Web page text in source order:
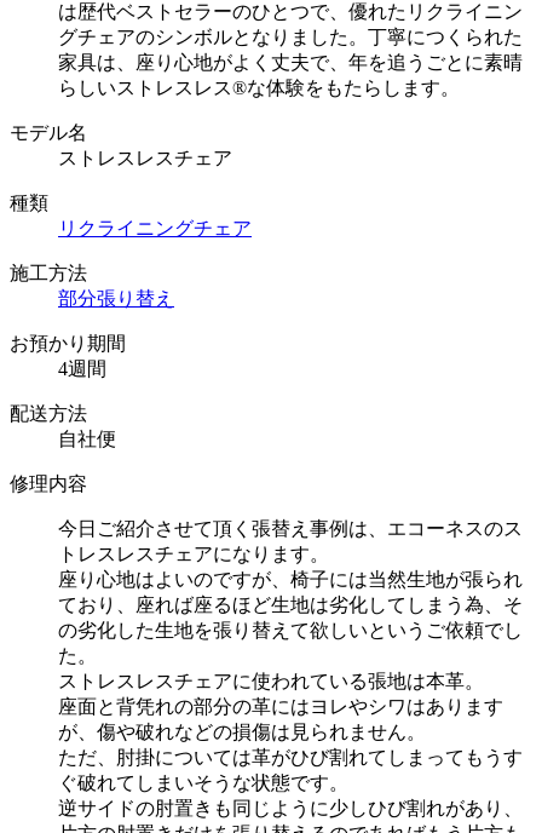
は歴代ベストセラーのひとつで、優れたリクライニン
グチェアのシンボルとなりました。丁寧につくられた
家具は、座り心地がよく丈夫で、年を追うごとに素晴
らしいストレスレス®な体験をもたらします。
モデル名
ストレスレスチェア
種類
リクライニングチェア
施工方法
部分張り替え
お預かり期間
4週間
配送方法
自社便
修理内容
今日ご紹介させて頂く張替え事例は、エコーネスのス
トレスレスチェアになります。
座り心地はよいのですが、椅子には当然生地が張られ
ており、座れば座るほど生地は劣化してしまう為、そ
の劣化した生地を張り替えて欲しいというご依頼でし
た。
ストレスレスチェアに使われている張地は本革。
座面と背凭れの部分の革にはヨレやシワはあります
が、傷や破れなどの損傷は見られません。
ただ、肘掛については革がひび割れてしまってもうす
ぐ破れてしまいそうな状態です。
逆サイドの肘置きも同じように少しひび割れがあり、